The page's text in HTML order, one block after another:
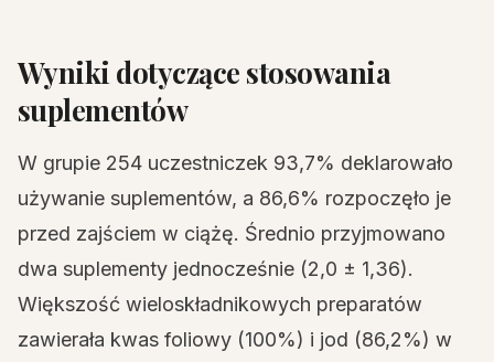
Wyniki dotyczące stosowania
suplementów
W grupie 254 uczestniczek 93,7% deklarowało
używanie suplementów, a 86,6% rozpoczęło je
przed zajściem w ciążę. Średnio przyjmowano
dwa suplementy jednocześnie (2,0 ± 1,36).
Większość wieloskładnikowych preparatów
zawierała kwas foliowy (100%) i jod (86,2%) w